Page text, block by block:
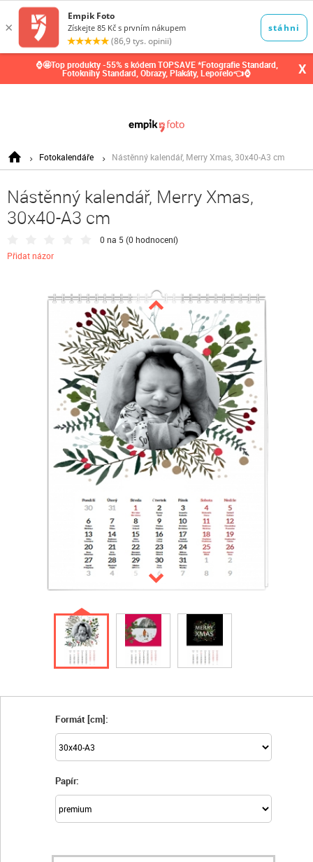
⌚🤩Top produkty -55% s kódem TOPSAVE *Fotografie Standard,
Fotoknihy Standard, Obrazy, Plakáty, Leporelo👈⌚ X
Fotokalendáře Nástěnný kalendář, Merry Xmas, 30x40-A3 cm
Nástěnný kalendář, Merry Xmas,
30x40-A3 cm
0 na 5 (0 hodnocení)
Přidat názor
Formát [cm]:
Papír: